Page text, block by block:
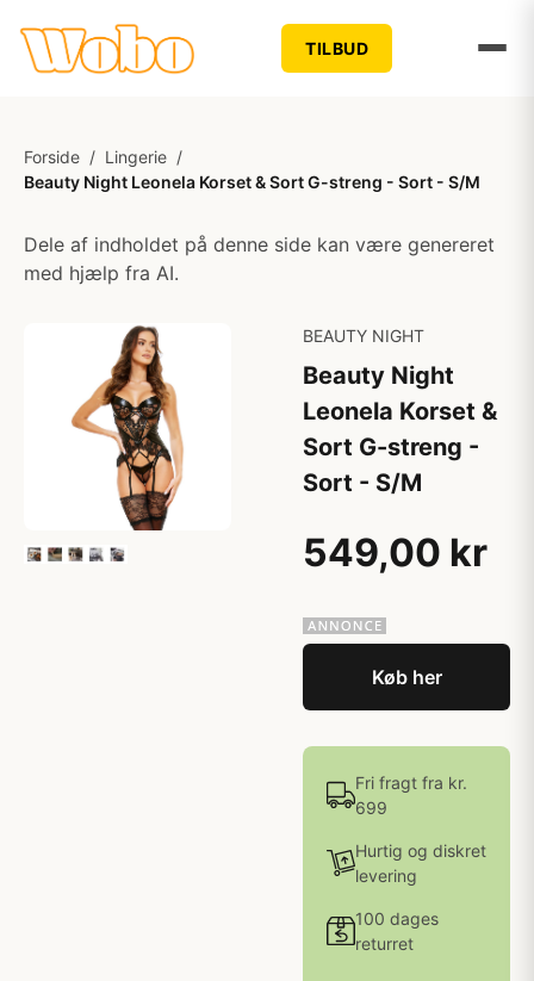
TILBUD
Forside / Lingerie /
Beauty Night Leonela Korset & Sort G-streng - Sort - S/M
Dele af indholdet på denne side kan være genereret
med hjælp fra AI.
BEAUTY NIGHT
Beauty Night
Leonela Korset &
Sort G-streng -
Sort - S/M
549,00 kr
Køb her
Fri fragt fra kr.
699
Hurtig og diskret
levering
100 dages
returret